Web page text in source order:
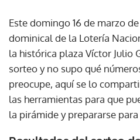
Este domingo 16 de marzo
dominical de la Lotería
la histórica plaza Víctor Julio
sorteo y no supo qué
preocupe, aquí se lo
las herramientas para que
la pirámide y prepararse